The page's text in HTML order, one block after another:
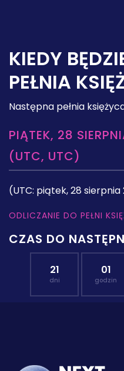
KIEDY
PEŁNIA
Następna pełnia
PIĄTEK, 28
(UTC, UTC)
(UTC: piątek, 28 sierpnia
ODLICZANIE DO PEŁNI
CZAS DO
21
dni
01
godzin